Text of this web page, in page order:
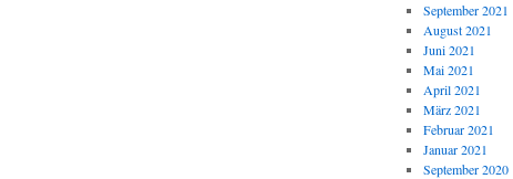
September 2021
August 2021
Juni 2021
Mai 2021
April 2021
März 2021
Februar 2021
Januar 2021
September 2020